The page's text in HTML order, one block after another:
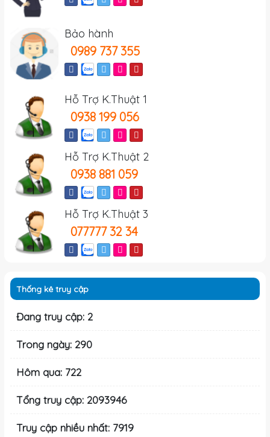
Bảo hành
0989 737 355
Hỗ Trợ K.Thuật 1
0938 199 056
Hỗ Trợ K.Thuật 2
0938 881 059
Hỗ Trợ K.Thuật 3
077777 32 34
Thống kê truy cập
Đang truy cập: 2
Trong ngày: 290
Hôm qua: 722
Tổng truy cập: 2093946
Truy cập nhiều nhất: 7919